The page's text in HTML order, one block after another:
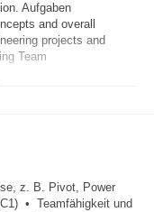
Aufgaben
and overall
projects and
Team
z. B. Pivot, Power
• Teamfähigkeit und